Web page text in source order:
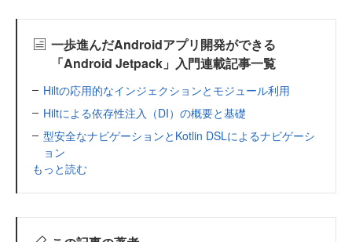
一歩進んだAndroidアプリ開発ができる
「Android Jetpack」入門連載記事一覧
Hiltの応用的なインジェクションとモジュール利用
Hiltによる依存性注入（DI）の概要と基礎
型安全なナビゲーションとKotlin DSLによるナビゲーシ
ョン
もっと読む